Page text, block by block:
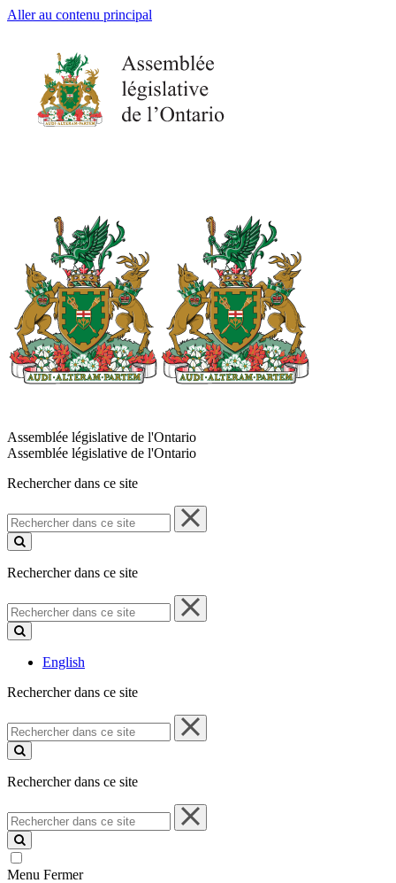
Aller au contenu principal
Assemblée législative de l'Ontario
Assemblée législative de l'Ontario
Rechercher dans ce site
Rechercher
dans
ce
Rechercher dans ce site
Rechercher
dans
ce
English
Rechercher dans ce site
Rechercher
dans
ce
Rechercher dans ce site
Rechercher
dans
ce
site
Menu Fermer